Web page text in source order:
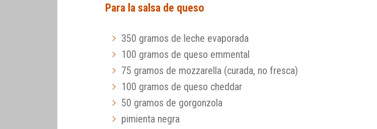
Para la salsa de queso
350 gramos de leche evaporada
100 gramos de queso emmental
75 gramos de mozzarella (curada, no fresca)
100 gramos de queso cheddar
50 gramos de gorgonzola
pimienta negra